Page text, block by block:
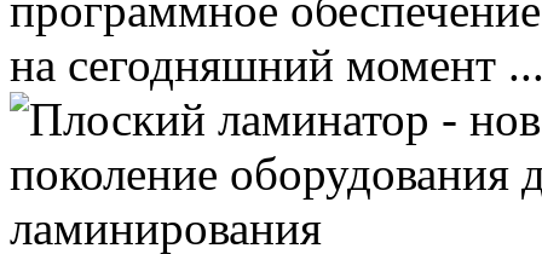
на сегодняшний момент